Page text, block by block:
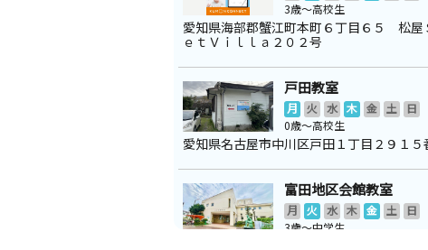
3歳～高校生
愛知県海部郡蟹江町本町６丁目６５ 松屋
ｅｔＶｉｌｌａ２０２号
戸田教室
月 火 水 木 金 土
日
0歳～高校生
愛知県名古屋市中川区戸田１丁目２９１５
富田地区会館教室
月 火 水 木 金 土
日
3歳～中学生